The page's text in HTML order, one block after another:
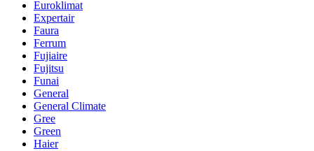
Euroklimat
Expertair
Faura
Ferrum
Fujiaire
Fujitsu
Funai
General
General Climate
Gree
Green
Haier